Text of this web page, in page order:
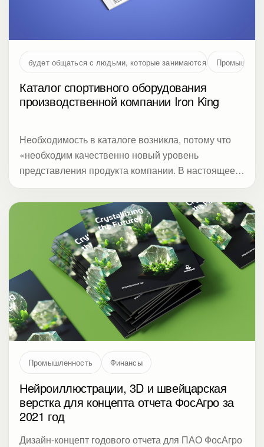
будет общаться с людьми, которые занимаются
Каталог спортивного оборудования
производственной компании Iron King
Необходимость в каталоге возникла, потому что
«необходим качественно новый уровень
представления продукта компании. В настоящее
производственной компании смещается в сторону
Промышленность Финансы
Нейроиллюстрации, 3D и швейцарская
верстка для концепта отчета ФосАгро за
2021 год
Дизайн-концепт годового отчета для ПАО ФосАгро